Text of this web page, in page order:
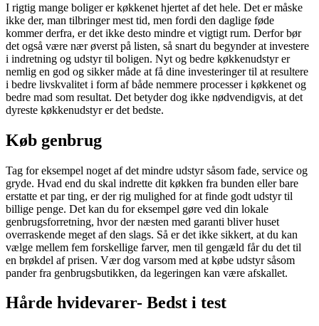
I rigtig mange boliger er køkkenet hjertet af det hele. Det er måske
ikke der, man tilbringer mest tid, men fordi den daglige føde
kommer derfra, er det ikke desto mindre et vigtigt rum. Derfor bør
det også være nær øverst på listen, så snart du begynder at investere
i indretning og udstyr til boligen. Nyt og bedre køkkenudstyr er
nemlig en god og sikker måde at få dine investeringer til at resultere
i bedre livskvalitet i form af både nemmere processer i køkkenet og
bedre mad som resultat. Det betyder dog ikke nødvendigvis, at det
dyreste køkkenudstyr er det bedste.
Køb genbrug
Tag for eksempel noget af det mindre udstyr såsom fade, service og
gryde. Hvad end du skal indrette dit køkken fra bunden eller bare
erstatte et par ting, er der rig mulighed for at finde godt udstyr til
billige penge. Det kan du for eksempel gøre ved din lokale
genbrugsforretning, hvor der næsten med garanti bliver huset
overraskende meget af den slags. Så er det ikke sikkert, at du kan
vælge mellem fem forskellige farver, men til gengæld får du det til
en brøkdel af prisen. Vær dog varsom med at købe udstyr såsom
pander fra genbrugsbutikken, da legeringen kan være afskallet.
Hårde hvidevarer- Bedst i test